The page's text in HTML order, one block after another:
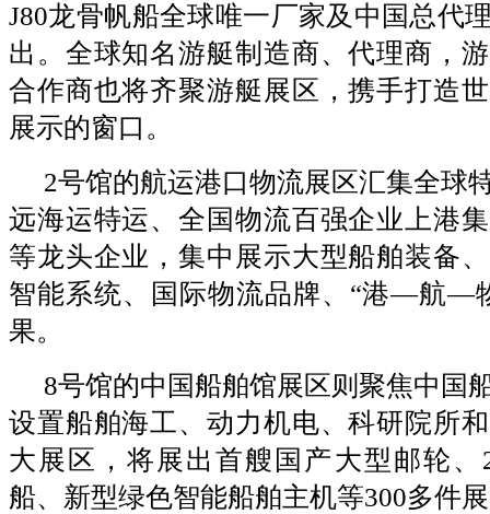
J80龙骨帆船全球唯一厂家及中国总代
出。全球知名游艇制造商、代理商，
合作商也将齐聚游艇展区，携手打造
展示的窗口。
2号馆的航运港口物流展区汇集全球
远海运特运、全国物流百强企业上港
等龙头企业，集中展示大型船舶装备
智能系统、国际物流品牌、“港—航—
果。
8号馆的中国船舶馆展区则聚焦中国
设置船舶海工、动力机电、科研院所
大展区，将展出首艘国产大型邮轮、
船、新型绿色智能船舶主机等300多件